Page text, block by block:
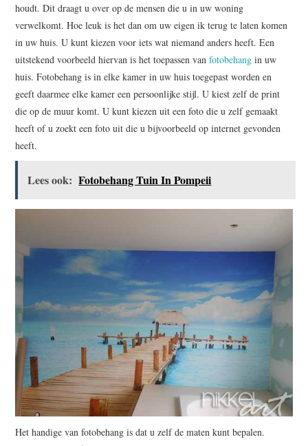
houdt. Dit draagt u over op de mensen die u in uw woning
verwelkomt. Hoe leuk is het dan om uw eigen ik terug te laten komen
in uw huis. U kunt kiezen voor iets wat niemand anders heeft. Een
uitstekend voorbeeld hiervan is het toepassen vanfotobehang in uw
huis. Fotobehang is in elke kamer in uw huis toegepast worden en
geeft daarmee elke kamer een persoonlijke stijl. U kiest zelf de print
die op de muur komt. U kunt kiezen uit een foto die u zelf gemaakt
heeft of u zoekt een foto uit die u bijvoorbeeld op internet gevonden
heeft.
Lees ook: Fotobehang Tuin In Pompeii
Het handige van fotobehang is dat u zelf de maten kunt bepalen.